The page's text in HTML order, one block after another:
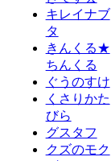
キレイナブ
タ
きんくる★
ちんくる
ぐうのすけ
くさりかた
びら
グスタフ
クズのモク